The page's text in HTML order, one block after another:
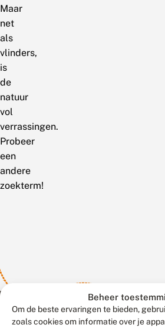
Beheer
Om de beste ervaringen te bieden,
zoals cookies om informatie over je
Maar
net
als
vlinders,
is
de
natuur
vol
verrassingen.
Probeer
een
andere
zoekterm!